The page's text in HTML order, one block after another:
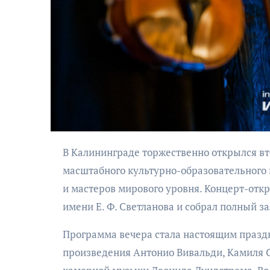
В Калининграде торжественно открылся второй сезон Школы-фестиваля Леонида Лундстрема —
масштабного культурно-
и мастеров мирового уровня. Концерт-
имени Е. Ф. Светланова и собрал полный
Программа вечера стала настоящим
произведения Антонио Вивальди, Камиля
Музыкально-
поэтический
моноспектакль
«Исповедь в четыре
четверти пути»